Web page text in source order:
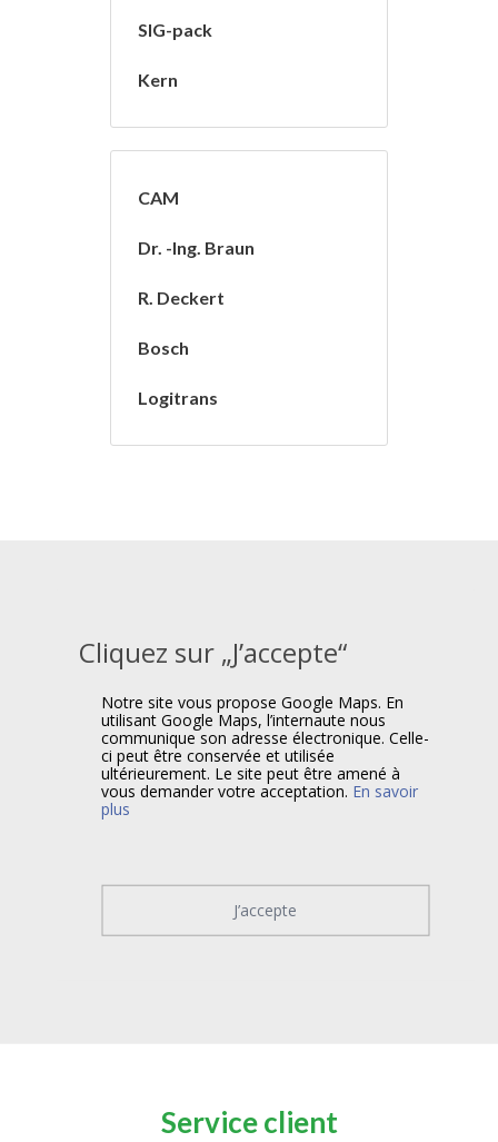
SIG-pack
Kern
CAM
Dr. -Ing. Braun
R. Deckert
Bosch
Logitrans
Service client
Cliquez sur „J’accepte“
Notre site vous propose Google Maps. En
utilisant Google Maps, l’internaute nous
communique son adresse électronique. Celle-
ci peut être conservée et utilisée
ultérieurement. Le site peut être amené à
vous demander votre acceptation. En savoir
plus
J’accepte